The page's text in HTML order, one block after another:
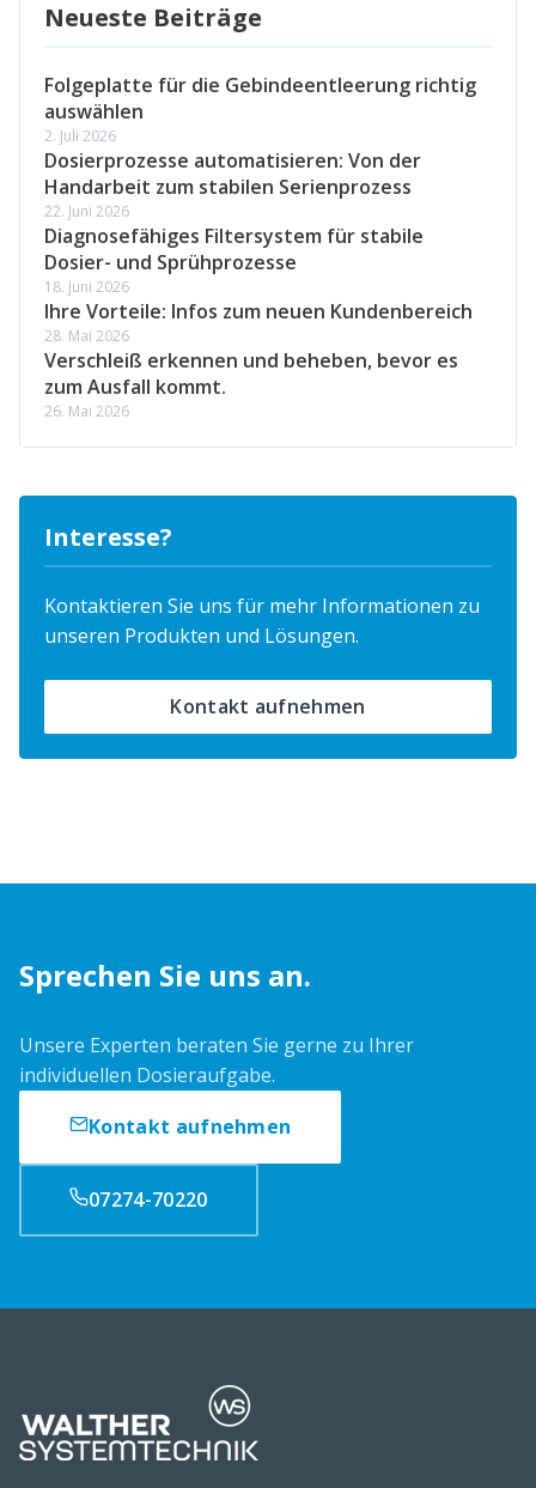
Neueste Beiträge
Folgeplatte für die Gebindeentleerung richtig
auswählen
2. Juli 2026
Dosierprozesse automatisieren: Von der
Handarbeit zum stabilen Serienprozess
22. Juni 2026
Diagnosefähiges Filtersystem für stabile
Dosier- und Sprühprozesse
18. Juni 2026
Ihre Vorteile: Infos zum neuen Kundenbereich
28. Mai 2026
Verschleiß erkennen und beheben, bevor es
zum Ausfall kommt.
26. Mai 2026
Interesse?
Kontaktieren Sie uns für mehr Informationen zu
unseren Produkten und Lösungen.
Kontakt aufnehmen
Sprechen Sie uns an.
Unsere Experten beraten Sie gerne zu Ihrer
individuellen Dosieraufgabe.
Kontakt aufnehmen
07274-70220